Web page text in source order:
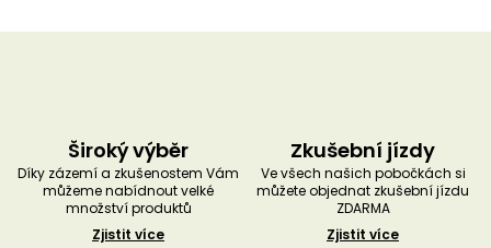
Široký výběr
Díky zázemí a zkušenostem Vám
můžeme nabídnout velké
množství produktů
Zjistit více
Zkušební jízdy
Ve všech našich pobočkách si
můžete objednat zkušební jízdu
ZDARMA
Zjistit více